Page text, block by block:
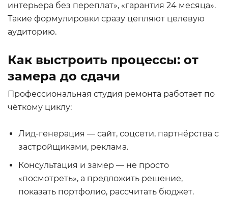
интерьера без переплат», «гарантия 24 месяца».
Такие формулировки сразу цепляют целевую
аудиторию.
Как выстроить процессы: от
замера до сдачи
Профессиональная студия ремонта работает по
чёткому циклу:
Лид-генерация — сайт, соцсети, партнёрства с
застройщиками, реклама.
Консультация и замер — не просто
«посмотреть», а предложить решение,
показать портфолио, рассчитать бюджет.